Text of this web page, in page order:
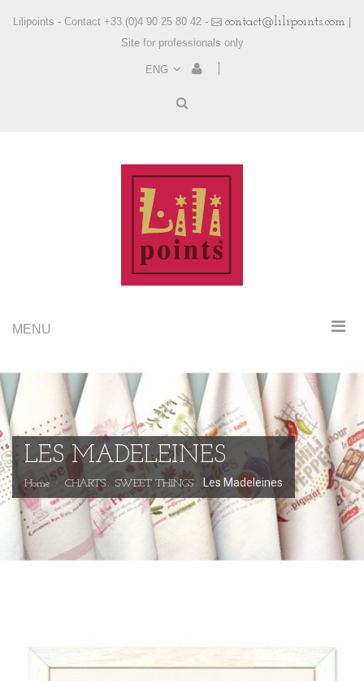
Lilipoints - Contact +33 (0)4 90 25 80 42 - contact@lilipoints.com
Site for professionals only
ENG
MENU
LES MADELEINES
Home CHARTS SWEET THINGS Les Madeleines